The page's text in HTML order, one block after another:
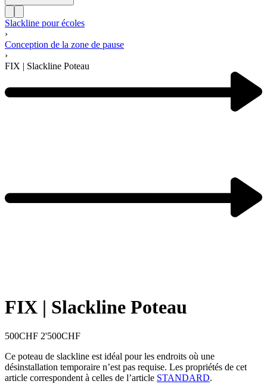
Slackline pour écoles
›
Conception de la zone de pause
›
FIX | Slackline Poteau
FIX | Slackline Poteau
500CHF 2'500CHF
Ce poteau de slackline est idéal pour les endroits où une
désinstallation temporaire n’est pas requise. Les propriétés de cet
article correspondent à celles de l’article STANDARD.